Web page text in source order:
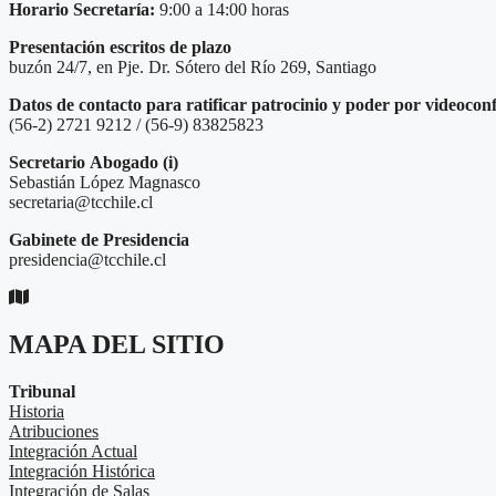
Horario Secretaría: 9:00 a 14:00 horas
Presentación escritos de plazo
buzón 24/7, en Pje. Dr. Sótero del Río 269, Santiago
Datos de contacto para ratificar patrocinio y poder por
(56-2) 2721 9212 / (56-9) 83825823
Secretario Abogado (i)
Sebastián López Magnasco
secretaria@tcchile.cl
Gabinete de Presidencia
presidencia@tcchile.cl
MAPA DEL SITIO
Tribunal
Historia
Atribuciones
Integración Actual
Integración Histórica
Integración de Salas